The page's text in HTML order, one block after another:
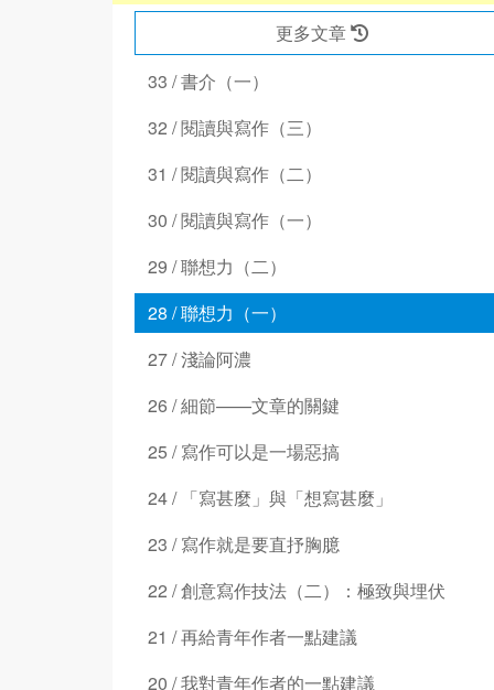
更多文章
33 / 書介（一）
32 / 閱讀與寫作（三）
31 / 閱讀與寫作（二）
30 / 閱讀與寫作（一）
29 / 聯想力（二）
28 / 聯想力（一）
27 / 淺論阿濃
26 / 細節——文章的關鍵
25 / 寫作可以是一場惡搞
24 / 「寫甚麼」與「想寫甚麼」
23 / 寫作就是要直抒胸臆
22 / 創意寫作技法（二）：極致與埋伏
21 / 再給青年作者一點建議
20 / 我對青年作者的一點建議